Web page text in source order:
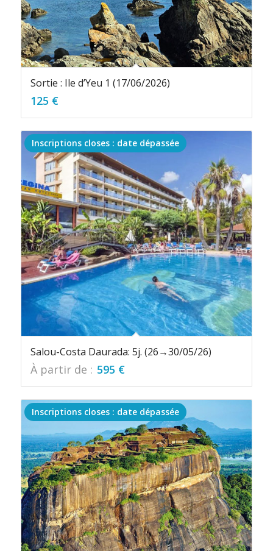
Sortie : Ile d’Yeu 1 (17/06/2026)
125 €
Inscriptions closes : date dépassée
Salou-Costa Daurada: 5j. (26→30/05/26)
À partir de : 595 €
Inscriptions closes : date dépassée